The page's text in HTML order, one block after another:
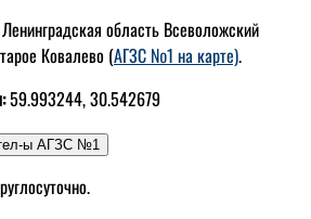
Ленинградская область Всеволожский
Ковалево (АГЗС №1 на карте).
59.993244, 30.542679